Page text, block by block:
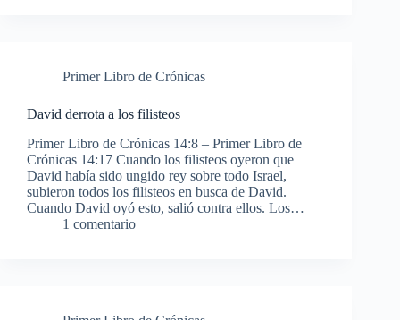
Primer Libro de Crónicas
David derrota a los filisteos
Primer Libro de Crónicas 14:8 – Primer Libro de
Crónicas 14:17 Cuando los filisteos oyeron que
David había sido ungido rey sobre todo Israel,
subieron todos los filisteos en busca de David.
Cuando David oyó esto, salió contra ellos. Los…
1 comentario